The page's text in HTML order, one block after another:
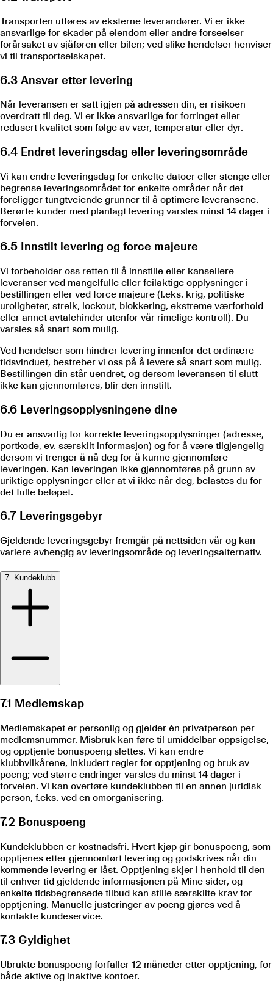
Transporten utføres av eksterne leverandører. Vi er ikke
ansvarlige for skader på eiendom eller andre forseelser
forårsaket av sjåføren eller bilen; ved slike hendelser henviser
vi til transportselskapet.
6.3 Ansvar etter levering
Når leveransen er satt igjen på adressen din, er risikoen
overdratt til deg. Vi er ikke ansvarlige for forringet eller
redusert kvalitet som følge av vær, temperatur eller dyr.
6.4 Endret leveringsdag eller leveringsområde
Vi kan endre leveringsdag for enkelte datoer eller stenge eller
begrense leveringsområdet for enkelte områder når det
foreligger tungtveiende grunner til å optimere leveransene.
Berørte kunder med planlagt levering varsles minst 14 dager i
forveien.
6.5 Innstilt levering og force majeure
Vi forbeholder oss retten til å innstille eller kansellere
leveranser ved mangelfulle eller feilaktige opplysninger i
bestillingen eller ved force majeure (f.eks. krig, politiske
uroligheter, streik, lockout, blokkering, ekstreme værforhold
eller annet avtalehinder utenfor vår rimelige kontroll). Du
varsles så snart som mulig.
Ved hendelser som hindrer levering innenfor det ordinære
tidsvinduet, bestreber vi oss på å levere så snart som mulig.
Bestillingen din står uendret, og dersom leveransen til slutt
ikke kan gjennomføres, blir den innstilt.
6.6 Leveringsopplysningene dine
Du er ansvarlig for korrekte leveringsopplysninger (adresse,
portkode, ev. særskilt informasjon) og for å være tilgjengelig
dersom vi trenger å nå deg for å kunne gjennomføre
leveringen. Kan leveringen ikke gjennomføres på grunn av
uriktige opplysninger eller at vi ikke når deg, belastes du for
det fulle beløpet.
6.7 Leveringsgebyr
Gjeldende leveringsgebyr fremgår på nettsiden vår og kan
variere avhengig av leveringsområde og leveringsalternativ.
7. Kundeklubb
7.1 Medlemskap
Medlemskapet er personlig og gjelder én privatperson per
medlemsnummer. Misbruk kan føre til umiddelbar oppsigelse,
og opptjente bonuspoeng slettes. Vi kan endre
klubbvilkårene, inkludert regler for opptjening og bruk av
poeng; ved større endringer varsles du minst 14 dager i
forveien. Vi kan overføre kundeklubben til en annen juridisk
person, f.eks. ved en omorganisering.
7.2 Bonuspoeng
Kundeklubben er kostnadsfri. Hvert kjøp gir bonuspoeng, som
opptjenes etter gjennomført levering og godskrives når din
kommende levering er låst. Opptjening skjer i henhold til den
til enhver tid gjeldende informasjonen på Mine sider, og
enkelte tidsbegrensede tilbud kan stille særskilte krav for
opptjening. Manuelle justeringer av poeng gjøres ved å
kontakte kundeservice.
7.3 Gyldighet
Ubrukte bonuspoeng forfaller 12 måneder etter opptjening, for
både aktive og inaktive kontoer.